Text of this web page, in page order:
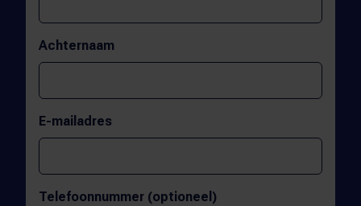
Achternaam
E-mailadres
Telefoonnummer (optioneel)